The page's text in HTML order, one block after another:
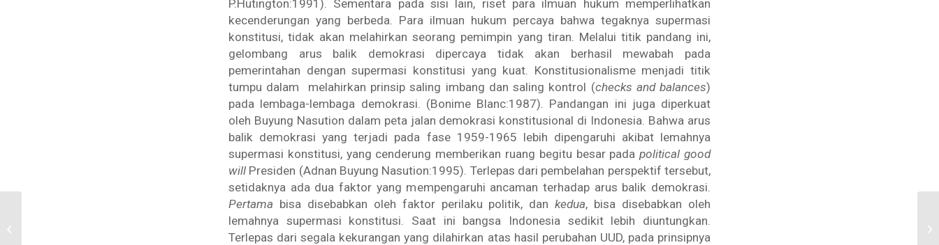
P.Hutington:1991). Sementara pada sisi lain, riset para ilmuan hukum memperlihatkan
kecenderungan yang berbeda. Para ilmuan hukum percaya bahwa tegaknya supermasi
konstitusi, tidak akan melahirkan seorang pemimpin yang tiran. Melalui titik pandang ini,
gelombang arus balik demokrasi dipercaya tidak akan berhasil mewabah pada
pemerintahan dengan supermasi konstitusi yang kuat. Konstitusionalisme menjadi titik
tumpu dalam melahirkan prinsip saling imbang dan saling kontrol (checks and balances)
pada lembaga-lembaga demokrasi. (Bonime Blanc:1987). Pandangan ini juga diperkuat
oleh Buyung Nasution dalam peta jalan demokrasi konstitusional di Indonesia. Bahwa arus
balik demokrasi yang terjadi pada fase 1959-1965 lebih dipengaruhi akibat lemahnya
supermasi konstitusi, yang cenderung memberikan ruang begitu besar padapolitical good
will Presiden (Adnan Buyung Nasution:1995). Terlepas dari pembelahan perspektif tersebut,
setidaknya ada dua faktor yang mempengaruhi ancaman terhadap arus balik demokrasi.
Pertama bisa disebabkan oleh faktor perilaku politik, dankedua, bisa disebabkan oleh
lemahnya supermasi konstitusi. Saat ini bangsa Indonesia sedikit lebih diuntungkan.
Terlepas dari segala kekurangan yang dilahirkan atas hasil perubahan UUD, pada prinsipnya